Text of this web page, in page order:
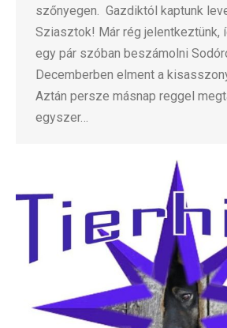
szőnyegen. Gazdiktól kaptunk
Sziasztok! Már rég jelentkeztünk,
egy pár szóban beszámolni
Decemberben elment a
Aztán persze másnap reggel
egyszer…